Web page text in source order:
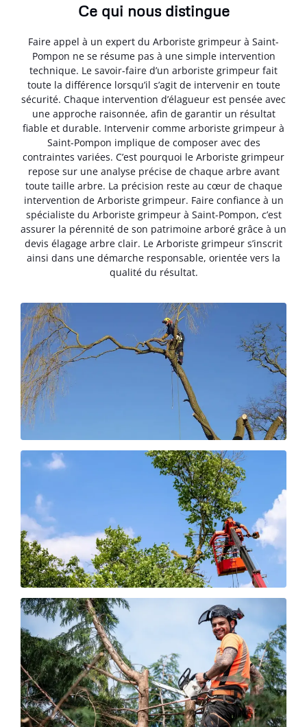
Ce qui nous distingue
Faire appel à un expert du Arboriste grimpeur à Saint-
Pompon ne se résume pas à une simple intervention
technique. Le savoir-faire d’un arboriste grimpeur fait
toute la différence lorsqu’il s’agit de intervenir en toute
sécurité. Chaque intervention d’élagueur est pensée avec
une approche raisonnée, afin de garantir un résultat
fiable et durable. Intervenir comme arboriste grimpeur à
Saint-Pompon implique de composer avec des
contraintes variées. C’est pourquoi le Arboriste grimpeur
repose sur une analyse précise de chaque arbre avant
toute taille arbre. La précision reste au cœur de chaque
intervention de Arboriste grimpeur. Faire confiance à un
spécialiste du Arboriste grimpeur à Saint-Pompon, c’est
assurer la pérennité de son patrimoine arboré grâce à un
devis élagage arbre clair. Le Arboriste grimpeur s’inscrit
ainsi dans une démarche responsable, orientée vers la
qualité du résultat.